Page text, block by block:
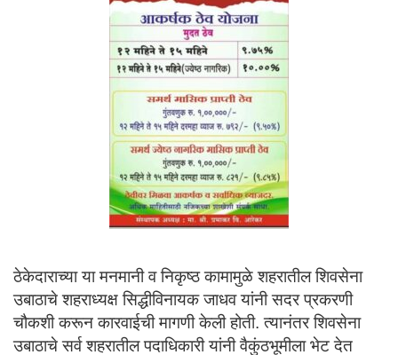
ठेकेदाराच्या या मनमानी व निकृष्ठ कामामुळे शहरातील शिवसेना
उबाठाचे शहराध्यक्ष सिद्धीविनायक जाधव यांनी सदर प्रकरणी
चौकशी करून कारवाईची मागणी केली होती. त्यानंतर शिवसेना
उबाठाचे सर्व शहरातील पदाधिकारी यांनी वैकुंठभूमीला भेट देत